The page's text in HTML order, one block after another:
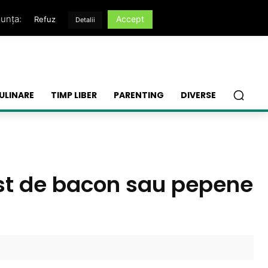
TIMP LIBER PARENTING DIVERSE
de bacon sau pepene
Refuz Detalii Accept